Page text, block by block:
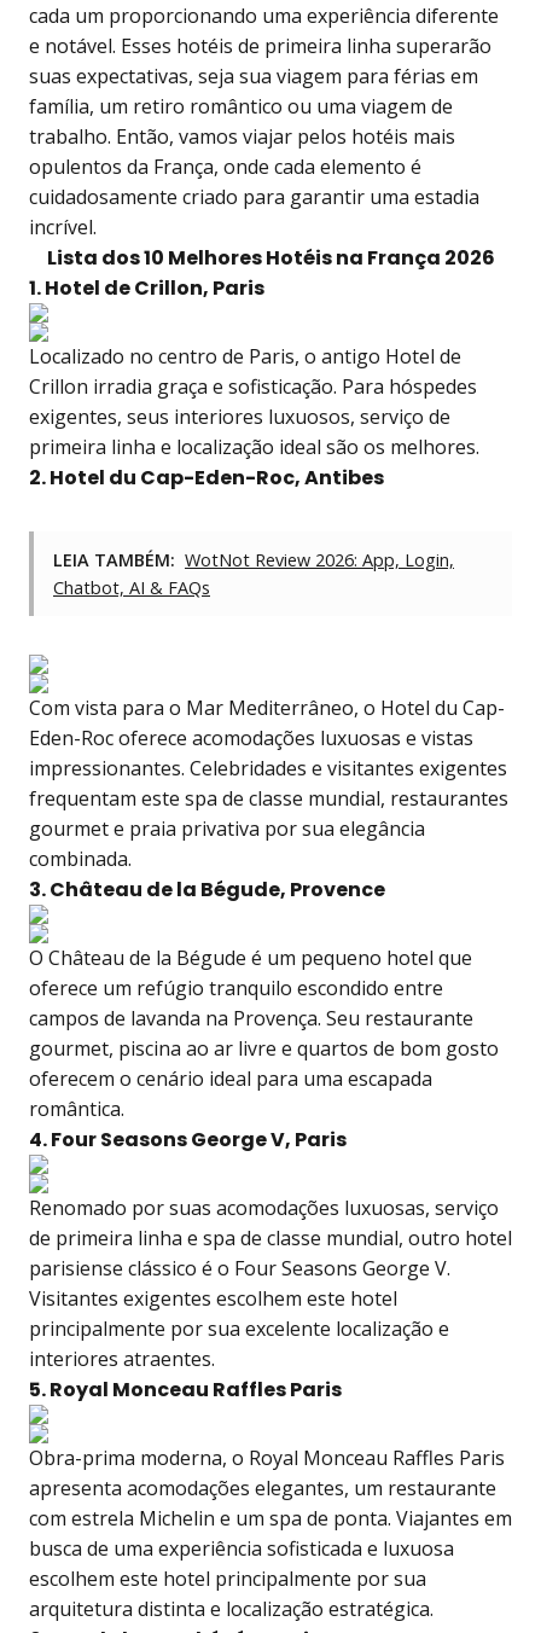
cada um proporcionando uma experiência diferente
e notável. Esses hotéis de primeira linha superarão
suas expectativas, seja sua viagem para férias em
família, um retiro romântico ou uma viagem de
trabalho. Então, vamos viajar pelos hotéis mais
opulentos da França, onde cada elemento é
cuidadosamente criado para garantir uma estadia
incrível.
Lista dos 10 Melhores Hotéis na França 2026
1. Hotel de Crillon, Paris
Localizado no centro de Paris, o antigo Hotel de
Crillon irradia graça e sofisticação. Para hóspedes
exigentes, seus interiores luxuosos, serviço de
primeira linha e localização ideal são os melhores.
2. Hotel du Cap-Eden-Roc, Antibes
LEIA TAMBÉM: WotNot Review 2026: App, Login,
Chatbot, AI & FAQs
Com vista para o Mar Mediterrâneo, o Hotel du Cap-
Eden-Roc oferece acomodações luxuosas e vistas
impressionantes. Celebridades e visitantes exigentes
frequentam este spa de classe mundial, restaurantes
gourmet e praia privativa por sua elegância
combinada.
3. Château de la Bégude, Provence
O Château de la Bégude é um pequeno hotel que
oferece um refúgio tranquilo escondido entre
campos de lavanda na Provença. Seu restaurante
gourmet, piscina ao ar livre e quartos de bom gosto
oferecem o cenário ideal para uma escapada
romântica.
4. Four Seasons George V, Paris
Renomado por suas acomodações luxuosas, serviço
de primeira linha e spa de classe mundial, outro hotel
parisiense clássico é o Four Seasons George V.
Visitantes exigentes escolhem este hotel
principalmente por sua excelente localização e
interiores atraentes.
5. Royal Monceau Raffles Paris
Obra-prima moderna, o Royal Monceau Raffles Paris
apresenta acomodações elegantes, um restaurante
com estrela Michelin e um spa de ponta. Viajantes em
busca de uma experiência sofisticada e luxuosa
escolhem este hotel principalmente por sua
arquitetura distinta e localização estratégica.